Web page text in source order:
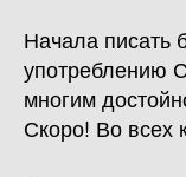
Начала писать
употреблению
многим
Скоро! Во всех